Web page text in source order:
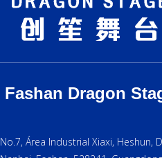
Fashan Dragon
No.7, Área Industrial Xiaxi, Heshun,